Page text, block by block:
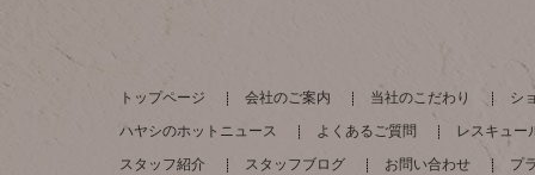
トップページ 会社のご案内 当社のこだわり
シ
ハヤシのホットニュース
よくあるご質問
レスキュー
スタッフ紹介
スタッフブログ お問い合わせ プ